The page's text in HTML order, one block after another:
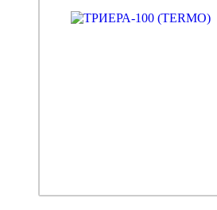
составляла
29,706 ₽.